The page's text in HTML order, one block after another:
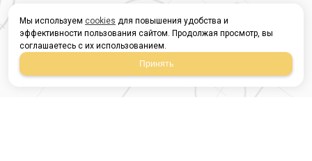
Мы используем cookies для повышения удобства и
эффективности пользования сайтом. Продолжая просмотр, вы
соглашаетесь с их использованием.
Принять